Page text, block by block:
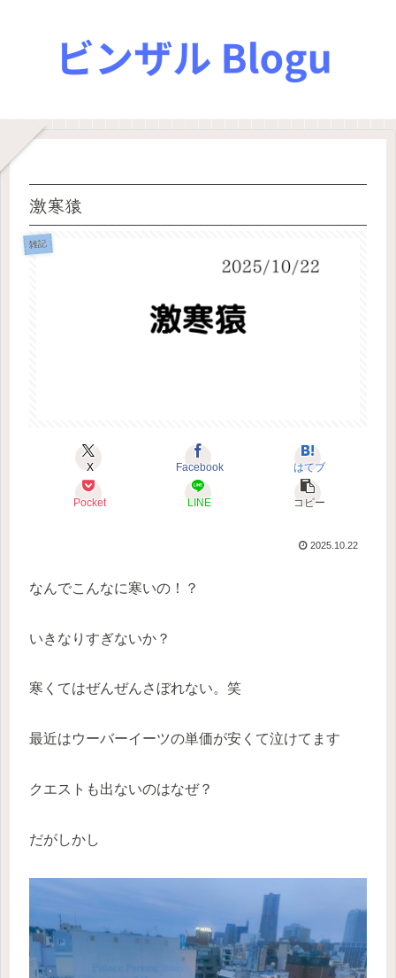
激寒猿
雑記
X Facebook はてブ
Pocket LINE コピー
2025.10.22
なんでこんなに寒いの！？
いきなりすぎないか？
寒くてはぜんぜんさぼれない。笑
最近はウーバーイーツの単価が安くて泣けてます
クエストも出ないのはなぜ？
だがしかし